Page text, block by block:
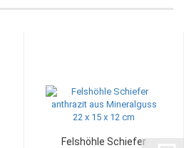
Felshöhle Schiefer